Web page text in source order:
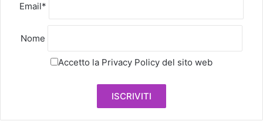
Email*
Nome
Accetto la Privacy Policy del sito web